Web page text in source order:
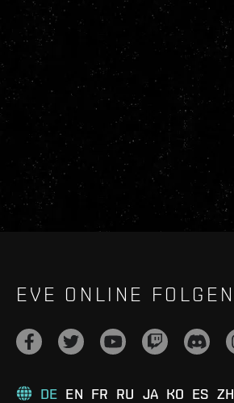
EVE ONLINE FOLGEN
DE EN FR RU JA KO ES ZH